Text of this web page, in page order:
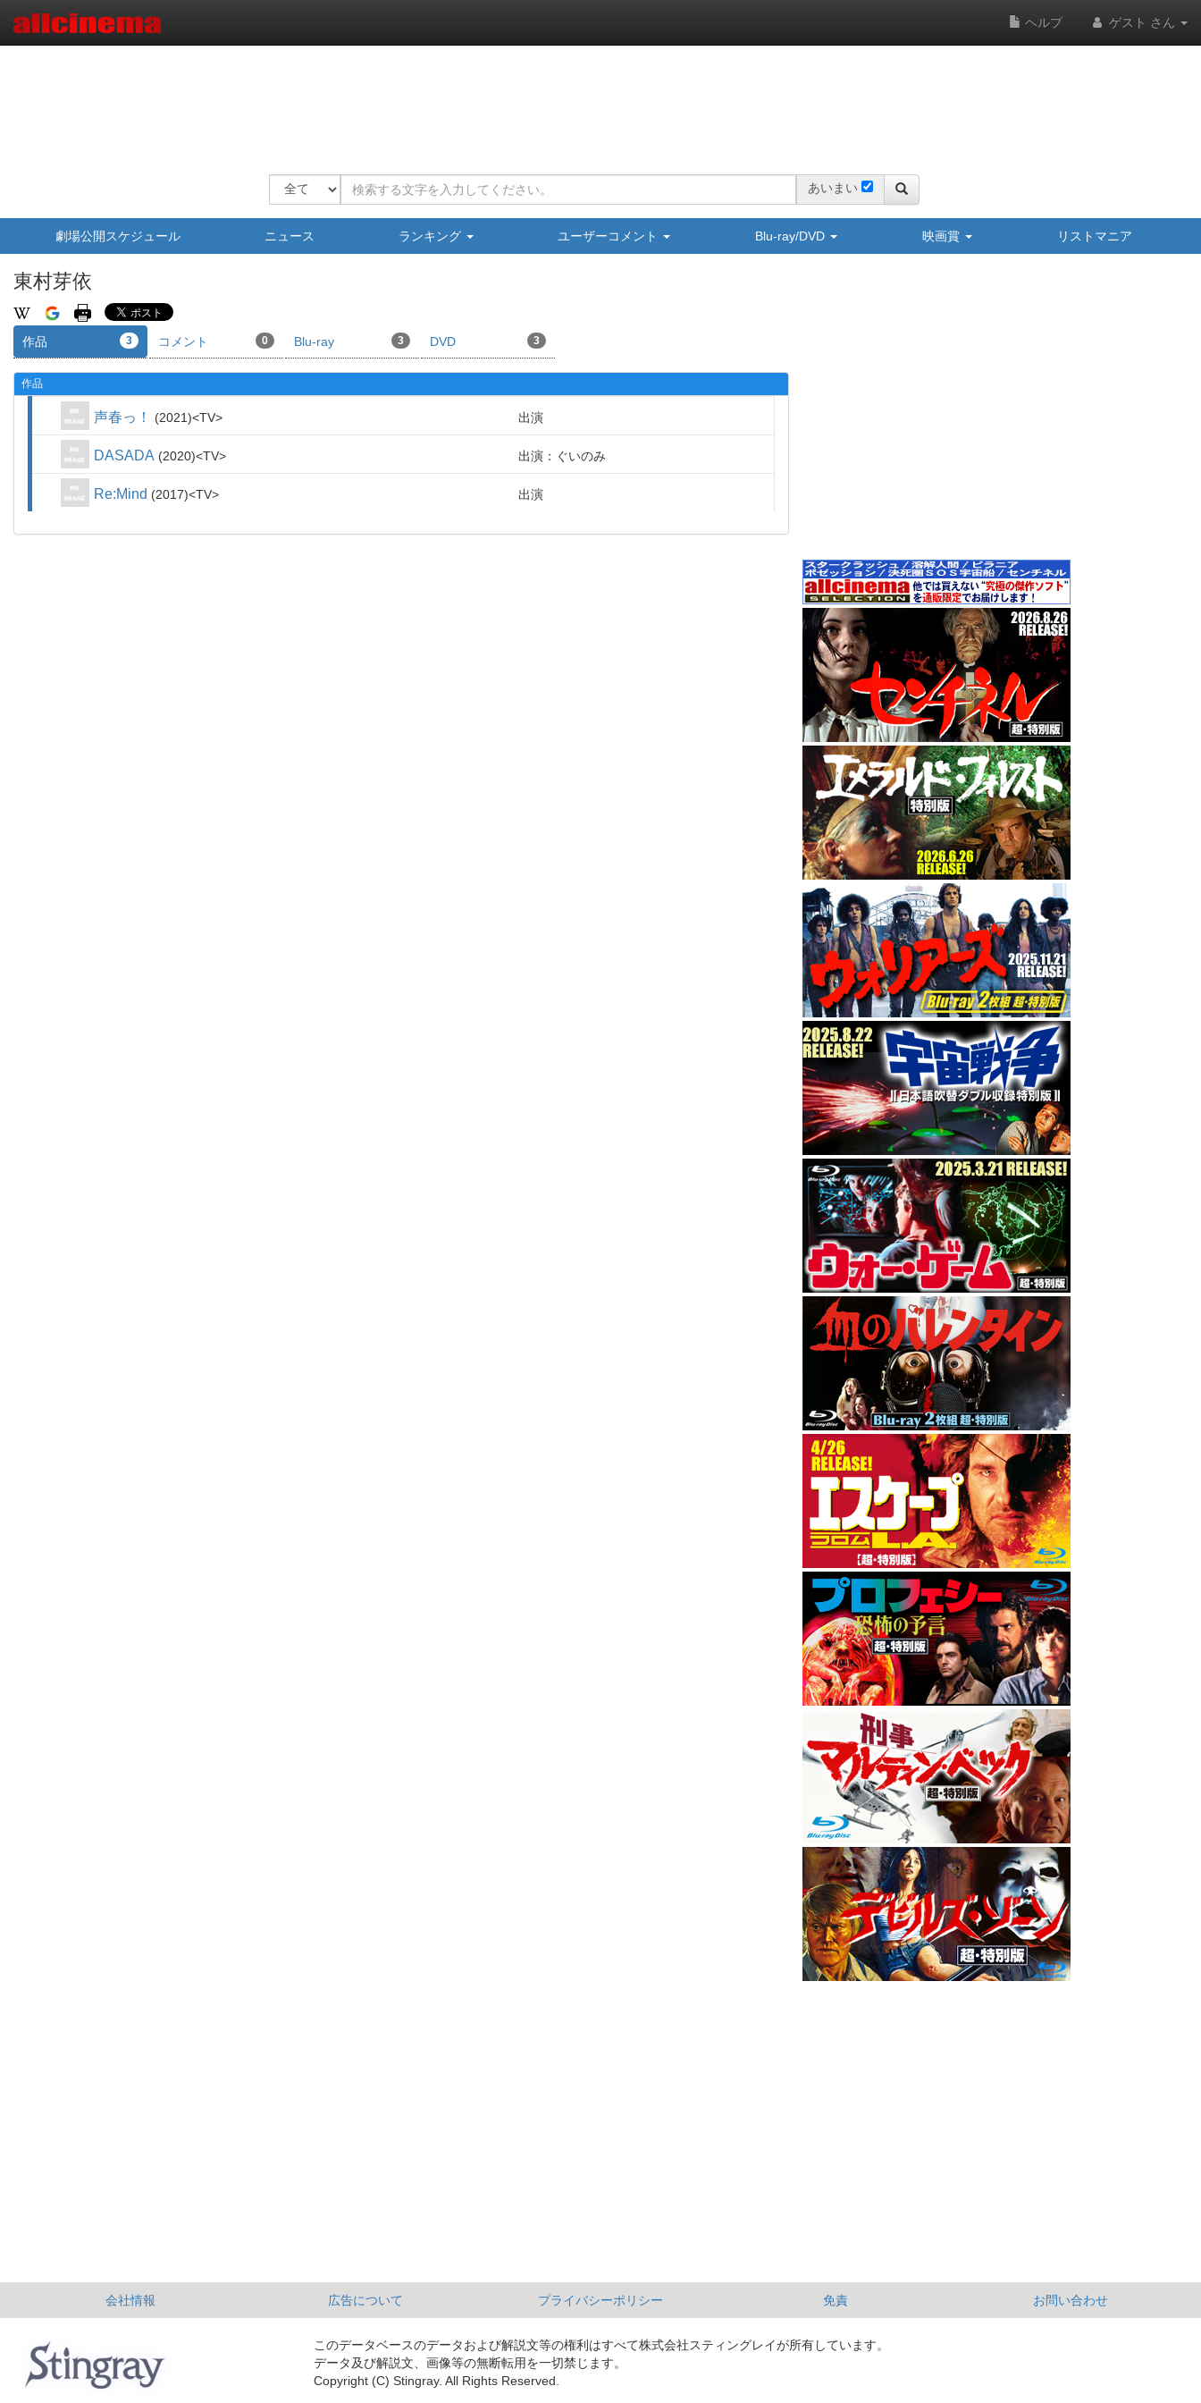
ヘルプ ゲスト さん
あいまい
劇場公開スケジュール ニュース ランキング ユーザーコメント Blu-ray/DVD 映画賞 リストマニア
東村芽依
作品 3 コメント 0 Blu-ray 3 DVD 3
作品
声春っ！ 2021 TV 出演
DASADA 2020 TV 出演：ぐいのみ
Re:Mind 2017 TV 出演
会社情報 広告について プライバシーポリシー 免責 お問い合わせ
このデータベースのデータおよび解説文等の権利はすべて株式会社スティングレイが所有しています。
データ及び解説文、画像等の無断転用を一切禁じます。
Copyright (C) Stingray. All Rights Reserved.